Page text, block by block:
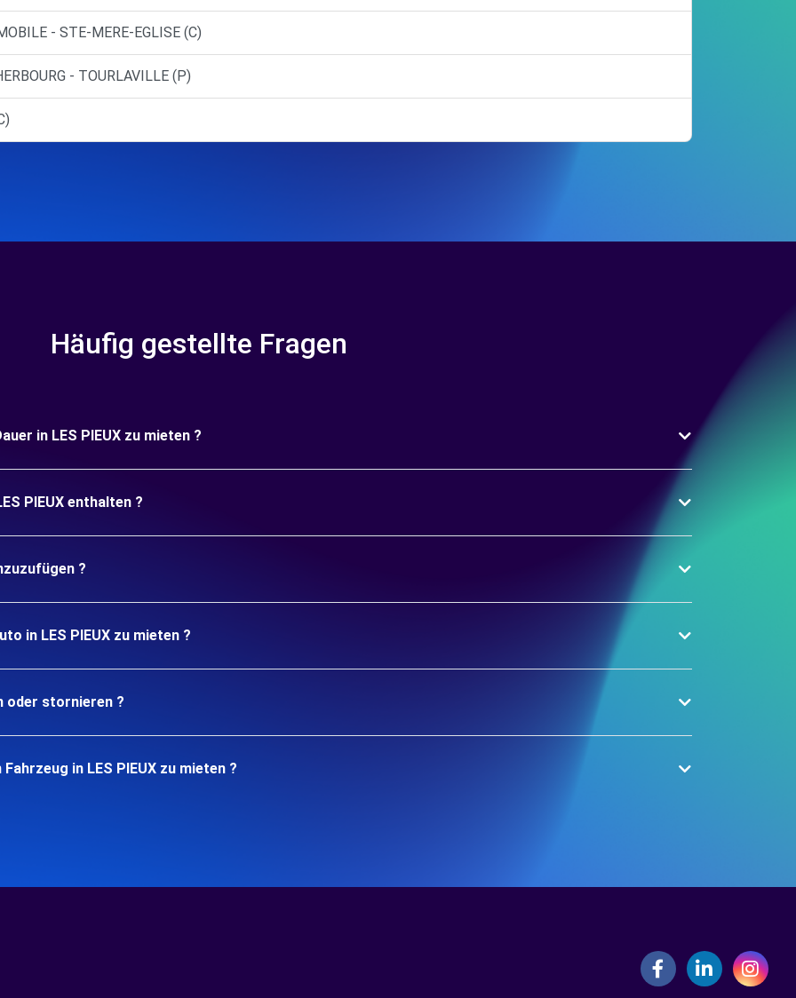
- STE-MERE-EGLISE (C)
- TOURLAVILLE (P)
Häufig gestellte Fragen
in LES PIEUX zu mieten ?
PIEUX enthalten ?
?
in LES PIEUX zu mieten ?
oder stornieren ?
in LES PIEUX zu mieten ?